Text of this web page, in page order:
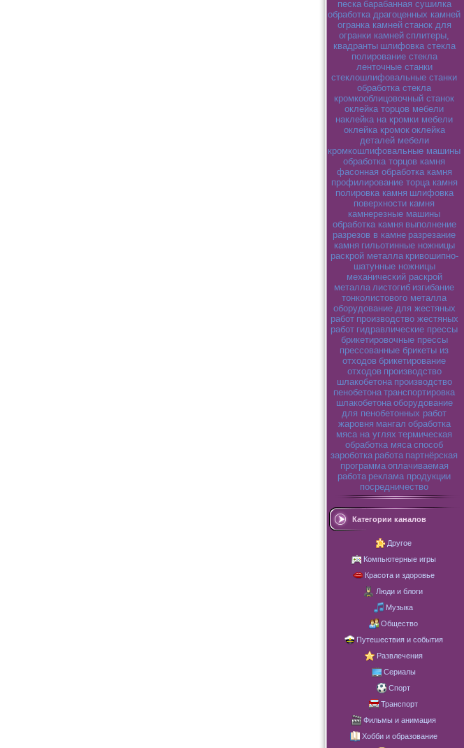
песка барабанная сушилка
обработка драгоценных камней
огранка камней станок для
огранки камней сплитеры,
квадранты шлифовка стекла
полирование стекла
ленточные станки
стеклошлифовальные станки
обработка стекла
кромкооблицовочный станок
оклейка торцов мебели
наклейка на кромки мебели
оклейка кромок оклейка
деталей мебели
кромкошлифовальные машины
обработка торцов камня
фасонная обработка камня
профилирование торца камня
полировка камня шлифовка
поверхности камня
камнерезные машины
обработка камня выполнение
разрезов в камне разрезание
камня гильотинные ножницы
раскрой металла кривошипно-
шатунные ножницы
механический раскрой
металла листогиб изгибание
тонколистового металла
оборудование для жестяных
работ производство жестяных
работ гидравлические прессы
брикетировочные прессы
прессованные брикеты из
отходов брикетирование
отходов производство
шлакобетона производство
пенобетона транспортировка
шлакобетона оборудование
для пенобетонных работ
жаровня мангал обработка
мяса на углях термическая
обработка мяса способ
зароботка работа партнёрская
программа оплачиваемая
работа реклама продукции
посредничество
Категории каналов
Другое
Компьютерные игры
Красота и здоровье
Люди и блоги
Музыка
Общество
Путешествия и события
Развлечения
Сериалы
Спорт
Транспорт
Фильмы и анимация
Хобби и образование